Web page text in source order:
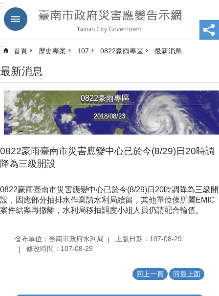
跳到主要內容區塊
:::
:::
首頁 歷史專案 107 0822豪雨專區 最新消息
最新消息
0822豪雨專區
2018/08/23
0822豪雨臺南市災害應變中心已於今(8/29)日20時調
降為三級開設
0822豪雨臺南市災害應變中心已於今(8/29)日20時調降為三級開
設，因應部分抽排水作業請水利局續留，其他單位俟所屬EMIC
案件結案再撤離，水利局移抽調度小組人員仍請配合輪值。
發布單位：臺南市政府水利局
上版日期：107-08-29
修改時間：107-08-29
回上一頁 回最上面